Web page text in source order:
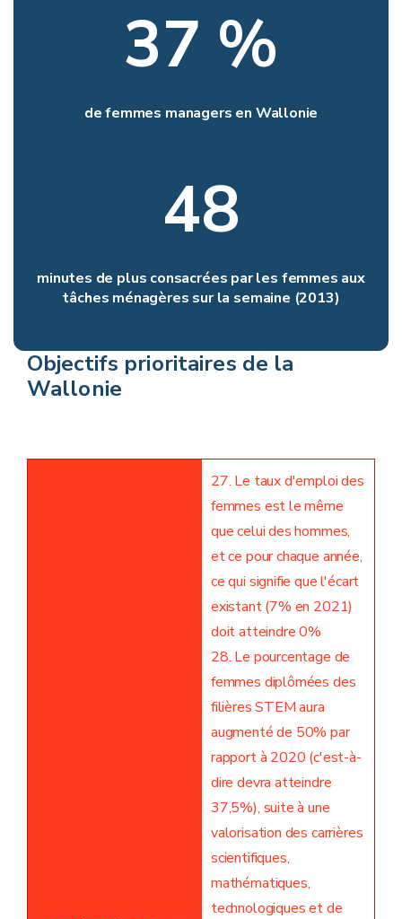
37 %
de femmes managers en Wallonie
48
minutes de plus consacrées par les femmes aux
tâches ménagères sur la semaine (2013)
Objectifs prioritaires de la
Wallonie
27. Le taux d'emploi des
femmes est le même
que celui des hommes,
et ce pour chaque année,
ce qui signifie que l'écart
existant (7% en 2021)
doit atteindre 0%
28. Le pourcentage de
femmes diplômées des
filières STEM aura
augmenté de 50% par
rapport à 2020 (c'est-à-
dire devra atteindre
37,5%), suite à une
valorisation des carrières
scientifiques,
mathématiques,
technologiques et de